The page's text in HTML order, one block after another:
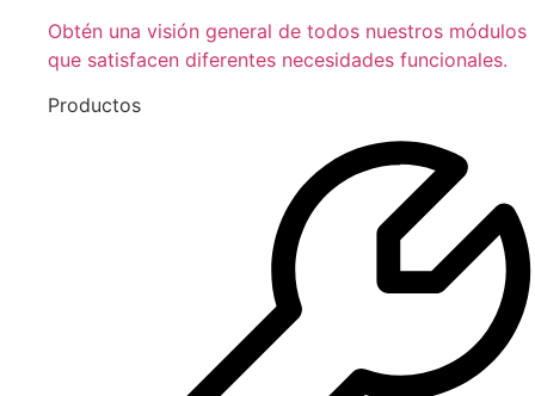
Obtén una visión general de todos nuestros módulos
que satisfacen diferentes necesidades funcionales.
Productos